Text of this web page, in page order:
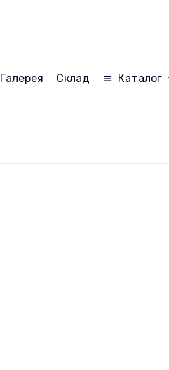
Галерея Склад Каталог